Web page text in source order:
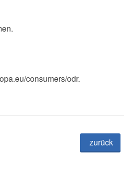
consumers/odr.
zurück